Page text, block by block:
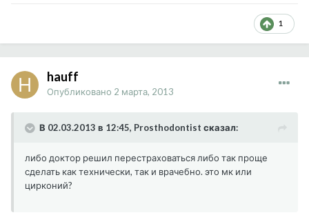
1
hauff
Опубликовано 2 марта, 2013
В 02.03.2013 в 12:45, Prosthodontist сказал:
либо доктор решил перестраховаться либо так проще
сделать как технически, так и врачебно. это мк или
цирконий?